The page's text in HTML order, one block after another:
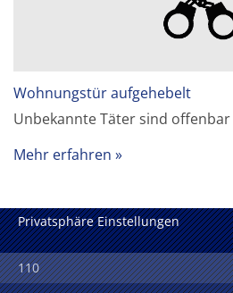
Wohnungstür aufgehebelt
Unbekannte Täter sind
Mehr erfahren
Privatsphäre Einstellungen
110